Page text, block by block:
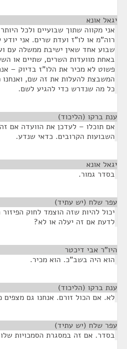
יגאל אונא
אני מקווה שתוך שבועיים ולכל
רוה"מ או לו"ז ועדת שרים. אני
שבוע אחד שאין ישיבת ממשלה עם
באחת מוועדות השרים, שתיים או
פשוט לא מכיר את הלו"ז בדיוק –
המשבצת להעלות את זה שם, ואנחנו
כל מה שנדרש כדי להגיע לשם.
ענת ברקו (הליכוד)
אם תוכלו – לעדכן את הוועדה אם
השבועות הקרובים. כדאי שנדע.
יגאל אונא
בסדר גמור.
עפר שלח (יש עתיד)
יכול להיות שזה הוצמד לחוק
לדעת אם זה יעלה או לא?
היו"ר אבי דיכטר
הוא היה בשב"כ. הוא מכיר.
ענת ברקו (הליכוד)
לא. אם הכול זורם. אנחנו גם מצפים
עפר שלח (יש עתיד)
בסדר. אם זה במסגרת הסמכויות